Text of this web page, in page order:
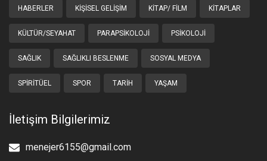
HABERLER KIŞISEL GELIŞIM KITAP/ FILM KITAPLAR
KÜLTÜR/SEYAHAT PARAPSIKOLOJI PSIKOLOJI
SAĞLIK SAĞLIKLI BESLENME SOSYAL MEDYA
SPIRITÜEL SPOR TARIH YAŞAM
İletişim Bilgilerimiz
menejer6155@gmail.com